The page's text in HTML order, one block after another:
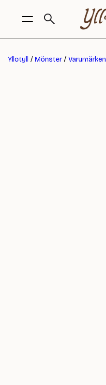
Yllotyll / Mönster/ Varumärken